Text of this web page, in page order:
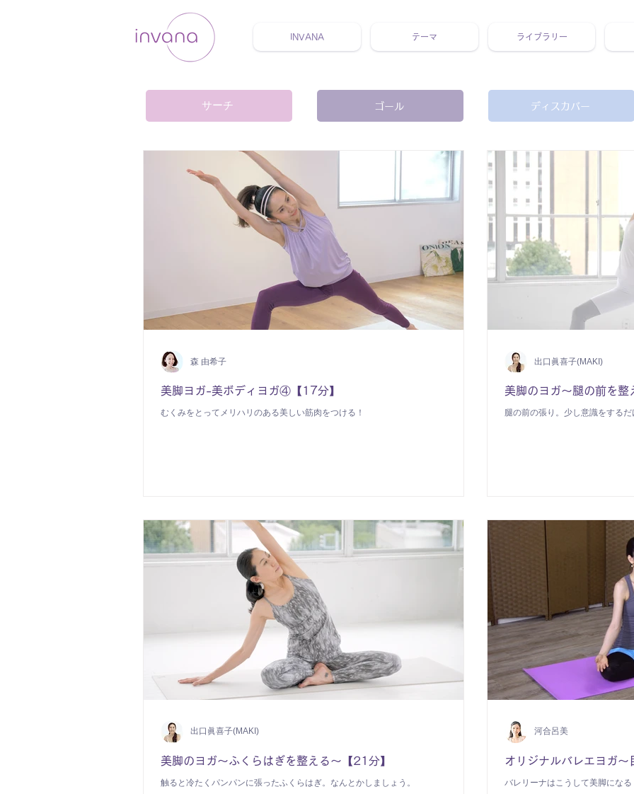
INVANA テーマ ライブラリー
サーチ ゴール ディスカバー
美脚ヨガ-美ボディヨガ④【17分】
むくみをとってメリハリのある美しい筋肉をつける！
森 由希子
美脚のヨガ〜腿の前を
腿の前の張り。少し意識をする
出口眞喜子(MAKI)
美脚のヨガ〜ふくらはぎを整える〜【21分】
触ると冷たくパンパンに張ったふくらはぎ。なんとかしましょう。
出口眞喜子(MAKI)
オリジナルバレエヨガ
バレリーナはこうして美脚にな
河合呂美